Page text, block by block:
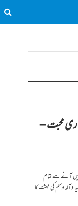
رسولﷺسےمحبت کا تقاضہ اور ہماری محبت‎‎ –
آنے سے تمام
وآلہ وسلم کی بعثت کا